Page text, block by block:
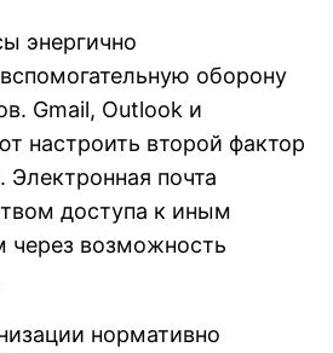
энергично
оборону
Gmail, Outlook и
настроить второй фактор
Электронная почта
доступа к иным
через возможность
нормативно